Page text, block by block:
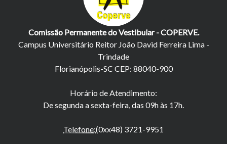
Comissão Permanente do Vestibular - COPERVE.
Campus Universitário Reitor João David Ferreira Lima -
Trindade
Florianópolis-SC CEP: 88040-900
Horário de Atendimento:
De segunda a sexta-feira, das 09h às 17h.
Telefone:(0xx48) 3721-9951